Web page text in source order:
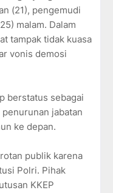
(21), pengemudi
malam. Dalam
tampak tidak kuasa
vonis demosi
berstatus sebagai
jabatan
ke depan.
publik karena
Polri. Pihak
KKEP